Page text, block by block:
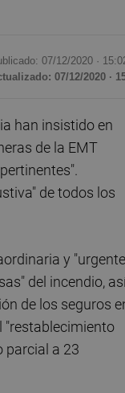
07/12/2020 ·
07/12/2020 ·
han insistido en
de la EMT
de todos los
y
del incendio,
de los seguros
"restablecimiento
parcial a 23